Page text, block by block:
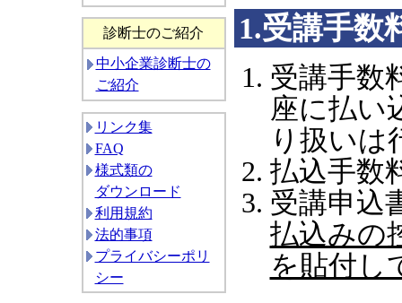
診断士のご紹介
中小企業診断士の
ご紹介
リンク集
FAQ
様式類の
ダウンロード
利用規約
法的事項
プライバシーポリ
シー
1.受講手数
受講手数
座に払い
り扱いは
払込手数
受講申込
払込みの
を貼付し